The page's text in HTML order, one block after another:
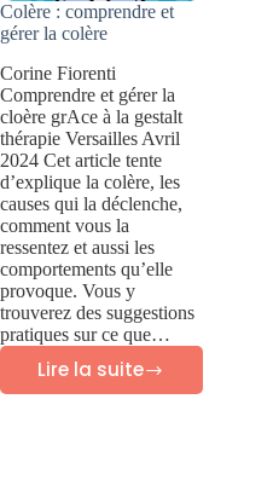
Colère : comprendre et
gérer la colère
Corine Fiorenti
Comprendre et gérer la
cloère grAce à la gestalt
thérapie Versailles Avril
2024 Cet article tente
d’explique la colère, les
causes qui la déclenche,
comment vous la
ressentez et aussi les
comportements qu’elle
provoque. Vous y
trouverez des suggestions
pratiques sur ce que…
Lire la suite